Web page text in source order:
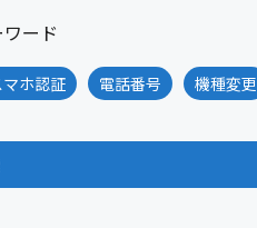
ード
マホ認証 電話番号 機種変更